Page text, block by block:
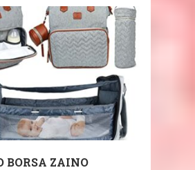
BORSA ZAINO